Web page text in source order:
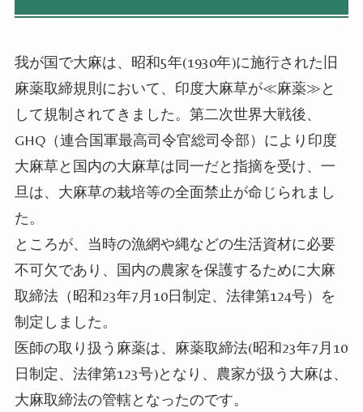
我が国で大麻は、昭和5年(1930年)に施行された旧
麻薬取締規則において、印度大麻草が≪麻薬≫と
して規制されてきました。第二次世界大戦後、
GHQ（連合国軍最高司令官総司令部）により印度
大麻草と国内の大麻草は同一だと指摘を受け、一
旦は、大麻草の栽培等の全面禁止が命じられまし
た。
ところが、当時の漁網や縄などの生活資材に必要
不可欠であり、国内の農家を保護するために大麻
取締法（昭和23年7月10日制定、法律第124号）を
制定しました。
医師の取り扱う麻薬は、麻薬取締法(昭和23年7月10
日制定、法律第123号)となり、農家が扱う大麻は、
大麻取締法の管轄となったのです。